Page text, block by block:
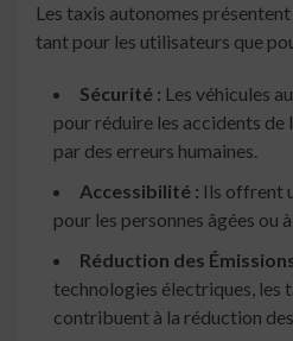
Les taxis autonomes
tant pour les utilisateurs que
Sécurité : Les véhicules
pour réduire les accidents de
par des erreurs humaines.
Accessibilité : Ils offrent
pour les personnes âgées ou
Réduction des
technologies électriques, les
contribuent à la réduction